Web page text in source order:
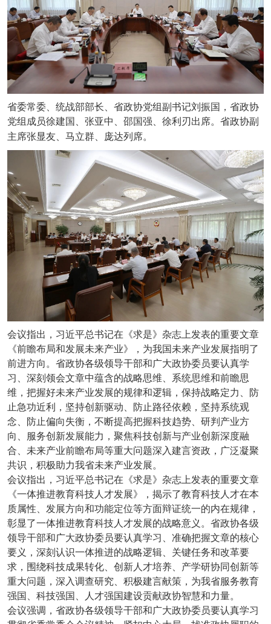
省委常委、统战部部长、省政协党组副书记刘振国，省政协
党组成员徐建国、张亚中、邵国强、徐利刃出席。省政协副
主席张显友、马立群、庞达列席。
会议指出，习近平总书记在《求是》杂志上发表的重要文章
《前瞻布局和发展未来产业》，为我国未来产业发展指明了
前进方向。省政协各级领导干部和广大政协委员要认真学
习、深刻领会文章中蕴含的战略思维、系统思维和前瞻思
维，把握好未来产业发展的规律和逻辑，保持战略定力、防
止急功近利，坚持创新驱动、防止路径依赖，坚持系统观
念、防止偏向失衡，不断提高把握科技趋势、研判产业方
向、服务创新发展能力，聚焦科技创新与产业创新深度融
合、未来产业前瞻布局等重大问题深入建言资政，广泛凝聚
共识，积极助力我省未来产业发展。
会议指出，习近平总书记在《求是》杂志上发表的重要文章
《一体推进教育科技人才发展》，揭示了教育科技人才在本
质属性、发展方向和功能定位等方面辩证统一的内在规律，
彰显了一体推进教育科技人才发展的战略意义。省政协各级
领导干部和广大政协委员要认真学习、准确把握文章的核心
要义，深刻认识一体推进的战略逻辑、关键任务和改革要
求，围绕科技成果转化、创新人才培养、产学研协同创新等
重大问题，深入调查研究、积极建言献策，为我省服务教育
强国、科技强国、人才强国建设贡献政协智慧和力量。
会议强调，省政协各级领导干部和广大政协委员要认真学习